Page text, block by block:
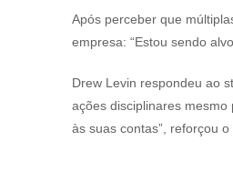
Após perceber que
empresa: “Estou sendo
Drew Levin respondeu ao
ações disciplinares
às suas contas”, reforçou o